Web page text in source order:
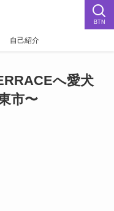
BTN
自己紹介
へ愛犬
市〜